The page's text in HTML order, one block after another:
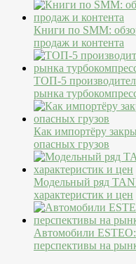
Книги по SMM:
продаж и контента
ТОП-5
рынка
Как импортёру
опасных грузов
Модельный ряд
характеристик и цен
Автомобили
перспективы на